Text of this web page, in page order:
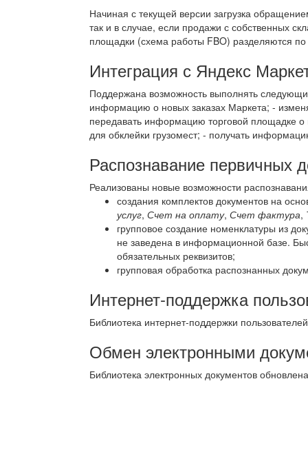
Начиная с текущей версии загрузка
так и в случае, если продажи с собственных
площадки (схема работы FBO) разделяются
Интеграция с Яндекс
Поддержана возможность выполнять
информацию о новых заказах Маркета; -
передавать информацию торговой площадке о
для обклейки грузомест; - получать
Распознавание первичных
Реализованы новые возможности
создания комплектов документов на
услуг, Счет на оплату, Счет фактура,
групповое создание номенклатуры из
не заведена в информационной базе.
обязательных реквизитов;
групповая обработка распознанных
Интернет-поддержка
Библиотека интернет-поддержки
Обмен электронными
Библиотека электронных документов